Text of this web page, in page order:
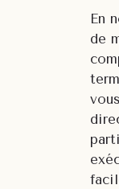
En
de